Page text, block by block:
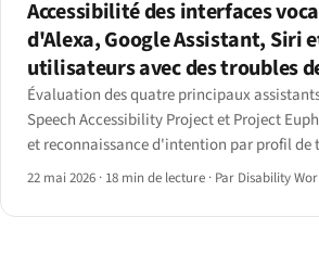
Accessibilité des interfaces
d'Alexa, Google Assistant, Siri
utilisateurs avec des troubles
Évaluation des quatre principaux
Speech Accessibility Project et Project
et reconnaissance d'intention par profil de
les fonctions de personnalisation
22 mai 2026 · 18 min de lecture · Par Disability